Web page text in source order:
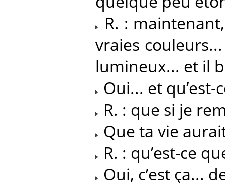
R. :
vraies
lumineux... et il
Oui... et qu’est-
R. : que si je
Que ta vie
R. : qu’est-ce
Oui, c’est ça...